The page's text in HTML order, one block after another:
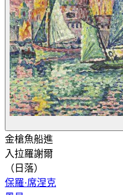
金槍魚船進
入拉羅謝爾
（日落）
保羅·席涅克